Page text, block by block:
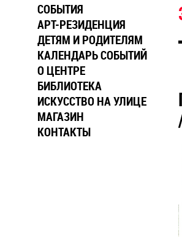
СОБЫТИЯ
АРТ-РЕЗИДЕНЦИЯ
ДЕТЯМ И РОДИТЕЛЯМ
КАЛЕНДАРЬ СОБЫТИЙ
О ЦЕНТРЕ
БИБЛИОТЕКА
ИСКУССТВО НА УЛИЦЕ
МАГАЗИН
КОНТАКТЫ